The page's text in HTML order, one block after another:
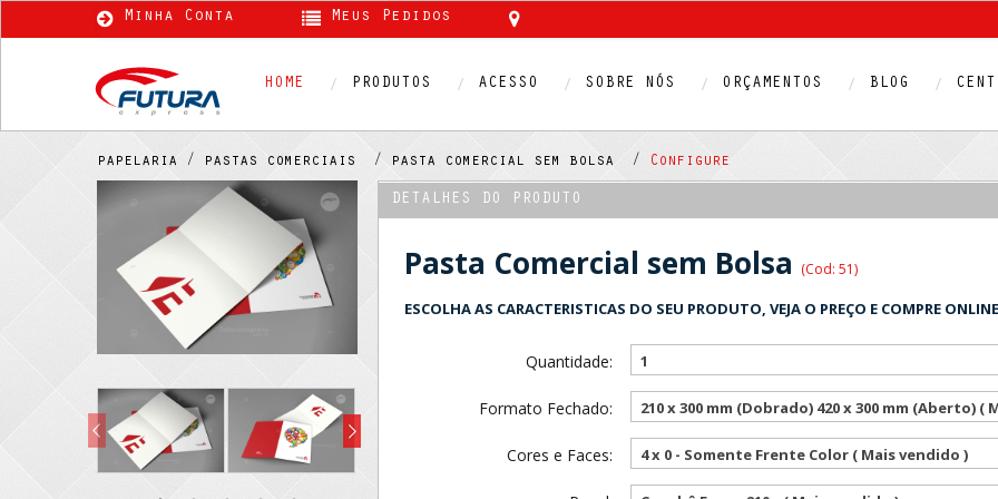
Minha Conta Meus Pedidos
HOME PRODUTOS ACESSO SOBRE NÓS ORÇAMENTOS BLOG
papelaria / pastas comerciais / pasta comercial sem bolsa / Configure
DETALHES DO PRODUTO
Pasta Comercial sem Bolsa (Cod: 51)
ESCOLHA AS CARACTERISTICAS DO SEU PRODUTO, VEJA O PREÇO E COMPRE
Quantidade: 1
Formato Fechado:
Cores e Faces: 4 x 0 - Somente Frente Color ( Mais vendido )